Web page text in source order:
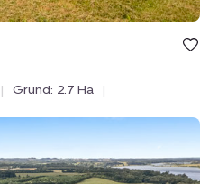
Bolig er
under
| Grund: 2.7 Ha
|